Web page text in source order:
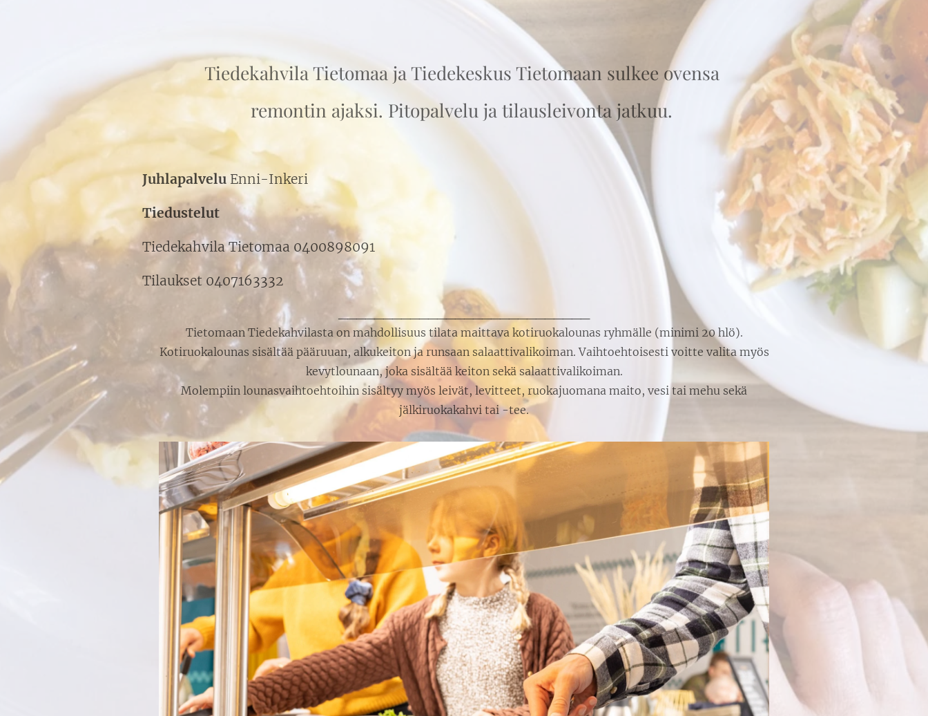
Tiedekahvila Tietomaa ja Tiedekeskus Tietomaan sulkee ovensa
remontin ajaksi. Pitopalvelu ja tilausleivonta jatkuu.
Juhlapalvelu Enni-Inkeri
Tiedustelut
Tiedekahvila Tietomaa 0400898091
Tilaukset 0407163332
____________________________
Tietomaan Tiedekahvilasta on mahdollisuus tilata maittava kotiruokalounas ryhmälle (minimi 20 hlö).
Kotiruokalounas sisältää pääruuan, alkukeiton ja runsaan salaattivalikoiman. Vaihtoehtoisesti voitte valita myös
kevytlounaan, joka sisältää keiton sekä salaattivalikoiman.
Molempiin lounasvaihtoehtoihin sisältyy myös leivät, levitteet, ruokajuomana maito, vesi tai mehu sekä
jälkiruokakahvi tai -tee.